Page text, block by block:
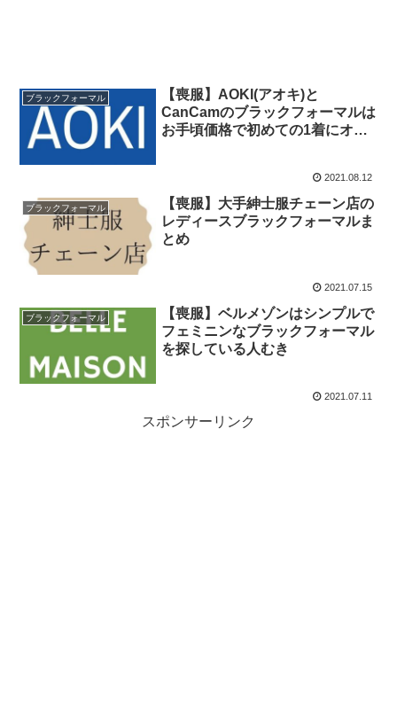
ブラックフォーマル
【喪服】AOKI(アオキ)と
CanCamのブラックフォーマルは
お手頃価格で初めての1着にオス
2021.08.12
ブラックフォーマル
【喪服】大手紳士服チェーン店の
レディースブラックフォーマルま
とめ
2021.07.15
ブラックフォーマル
【喪服】ベルメゾンはシンプルで
フェミニンなブラックフォーマル
を探している人むき
2021.07.11
スポンサーリンク